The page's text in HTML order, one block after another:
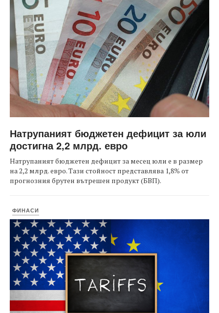
Натрупаният бюджетен дефицит за юли
достигна 2,2 млрд. евро
Натрупаният бюджетен дефицит за месец юли е в размер
на 2,2 млрд. евро. Тази стойност представлява 1,8% от
прогнозния брутен вътрешен продукт (БВП).
ФИНАСИ